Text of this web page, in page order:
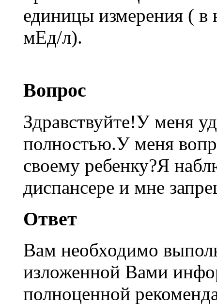
единицы измерения (
мЕд/л).
Вопрос
Здравствуйте!У меня
полностью.У меня
своему ребенку?Я
диспансере и мне
Ответ
Вам необходимо
изложенной Вами
полноценной